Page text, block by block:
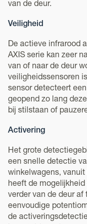
van de deur.
Veiligheid
De actieve infrarood
AXIS serie kan zeer
van of naar de deur
veiligheidssensoren
sensor detecteert
geopend zo lang
bij stilstaan of
Activering
Het grote
een snelle detectie
winkelwagens,
heeft de
verder van de deur af
eenvoudige
de